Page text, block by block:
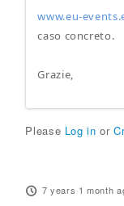
www.eu-
caso concreto.
Grazie,
Please Log in or
7 years 1 month